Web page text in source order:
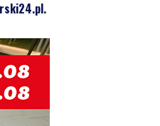
.